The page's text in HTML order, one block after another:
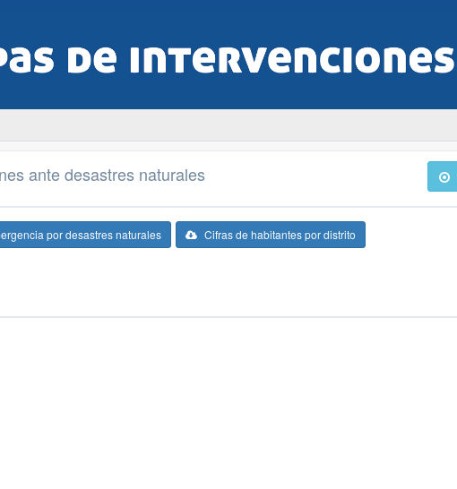
ante desastres naturales
por desastres naturales Cifras de habitantes por distrito